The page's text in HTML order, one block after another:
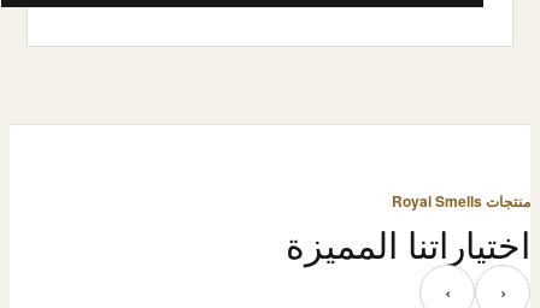
منتجات Royal Smells
اختياراتنا المميزة
‹ ›